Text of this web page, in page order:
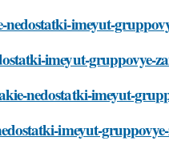
imeyut-
imeyut-gruppovye-
nedostatki-imeyut-
imeyut-